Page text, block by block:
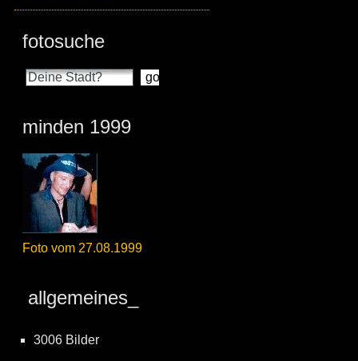
fotosuche
minden 1999
Foto vom 27.08.1999
allgemeines_
3006 Bilder